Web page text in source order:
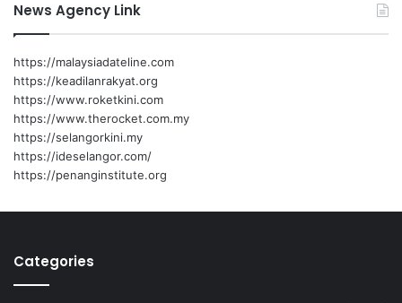
k
e
l
r
a
s
e
k
o
l
a
h
r
News Agency Link
https://malaysiadateline.com
https://keadilanrakyat.org
https://www.roketkini.com
https://www.therocket.com.my
https://selangorkini.my
https://ideselangor.com/
https://penanginstitute.org
Categories